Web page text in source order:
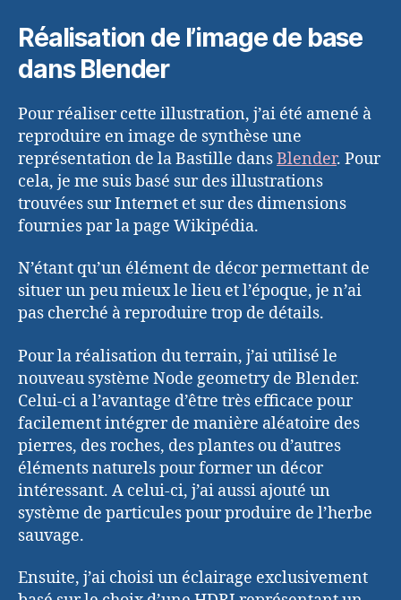
Réalisation de l’image de base
dans Blender
Pour réaliser cette illustration, j’ai été amené à
reproduire en image de synthèse une
représentation de la Bastille dansBlender. Pour
cela, je me suis basé sur des illustrations
trouvées sur Internet et sur des dimensions
fournies par la page Wikipédia.
N’étant qu’un élément de décor permettant de
situer un peu mieux le lieu et l’époque, je n’ai
pas cherché à reproduire trop de détails.
Pour la réalisation du terrain, j’ai utilisé le
nouveau système Node geometry de Blender.
Celui-ci a l’avantage d’être très efficace pour
facilement intégrer de manière aléatoire des
pierres, des roches, des plantes ou d’autres
éléments naturels pour former un décor
intéressant. A celui-ci, j’ai aussi ajouté un
système de particules pour produire de l’herbe
sauvage.
Ensuite, j’ai choisi un éclairage exclusivement